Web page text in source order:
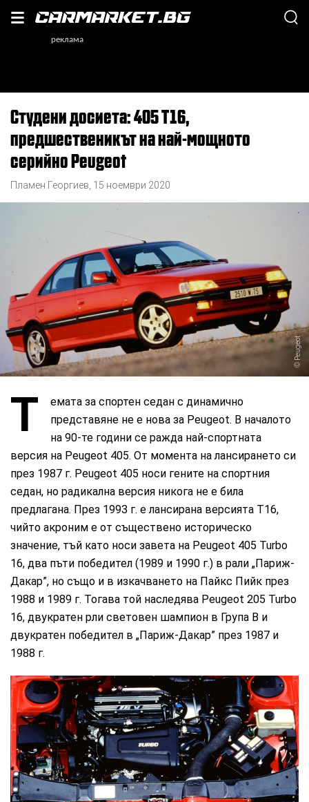
Студени досиета: 405 T16,
предшественикът на най-мощното
серийно Peugeot
Пламен Георгиев 15 ноември 2020
Peugeot
Т
емата за спортен седан с динамично
представяне не е нова за Peugeot. В началото
на 90-те години се ражда най-спортната
версия на Peugeot 405. От момента на лансирането си
през 1987 г. Peugeot 405 носи гените на спортния
седан, но радикална версия никога не е била
предлагана. През 1993 г. е лансирана версията T16,
чийто акроним е от съществено историческо
значение, тъй като носи завета на Peugeot 405 Turbo
16, два пъти победител (1989 и 1990 г.) в рали „Париж-
Дакар”, но също и в изкачването на Пайкс Пийк през
1988 и 1989 г. Тогава той наследява Peugeot 205 Turbo
16, двукратен рли световен шампион в Група B и
двукратен победител в „Париж-Дакар” през 1987 и
1988 г.